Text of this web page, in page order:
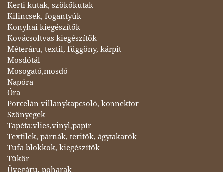
Kerti kutak, szökőkutak
Kilincsek, fogantyúk
Konyhai kiegészítők
Kovácsoltvas kiegészítők
Méteráru, textil, függöny, kárpit
Mosdótál
Mosogató,mosdó
Napóra
Óra
Porcelán villanykapcsoló, konnektor
Szőnyegek
Tapéta:vlies,vinyl,papír
Textilek, párnák, teritők, ágytakarók
Tufa blokkok, kiegészítők
Tükör
Üvegáru, poharak